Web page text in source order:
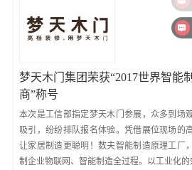
梦天木门集团荣获“2017世界智能
商”称号
本次是工信部指定梦天木门参展，众多到场
吸引，纷纷排队报名体验。凭借展位现场的
让家居制造更聪明！数夫智能制造原理工厂
制企业物联网、智能制造全过程。以工业化的